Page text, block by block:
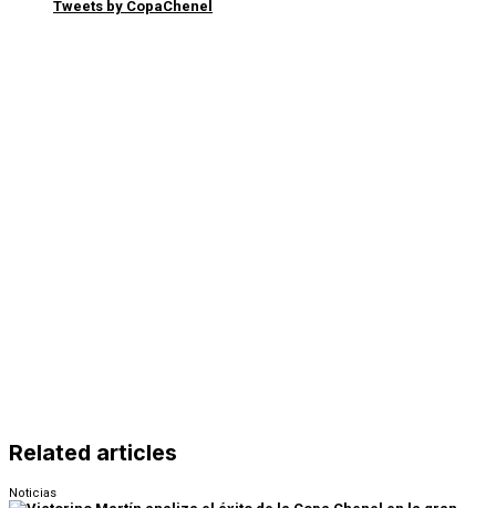
Tweets by CopaChenel
Related articles
Noticias